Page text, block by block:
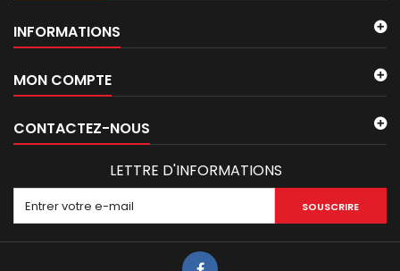
INFORMATIONS
MON COMPTE
CONTACTEZ-NOUS
LETTRE D'INFORMATIONS
SOUSCRIRE